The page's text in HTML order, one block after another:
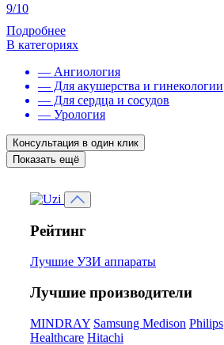
9/10
Подробнее
В категориях
— Ангиология
— Для акушерства и гинекологии
— Для сердца и сосудов
— Урология
Консультация в один клик
Показать ещё
Рейтинг
Лучшие УЗИ аппараты
Лучшие производители
MINDRAY Samsung Medison Philips
Healthcare Hitachi